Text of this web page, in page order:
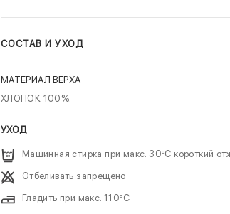
СОСТАВ И УХОД
МАТЕРИАЛ ВЕРХА
ХЛОПОК 100%.
УХОД
Машинная стирка при макс. 30ºC короткий
Отбеливать запрещено
Гладить при макс. 110ºC